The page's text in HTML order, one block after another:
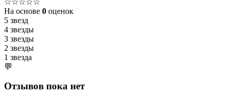
На основе 0 оценок
5 звезд
4 звезды
3 звезды
2 звезды
1 звезда
💬
Отзывов пока нет